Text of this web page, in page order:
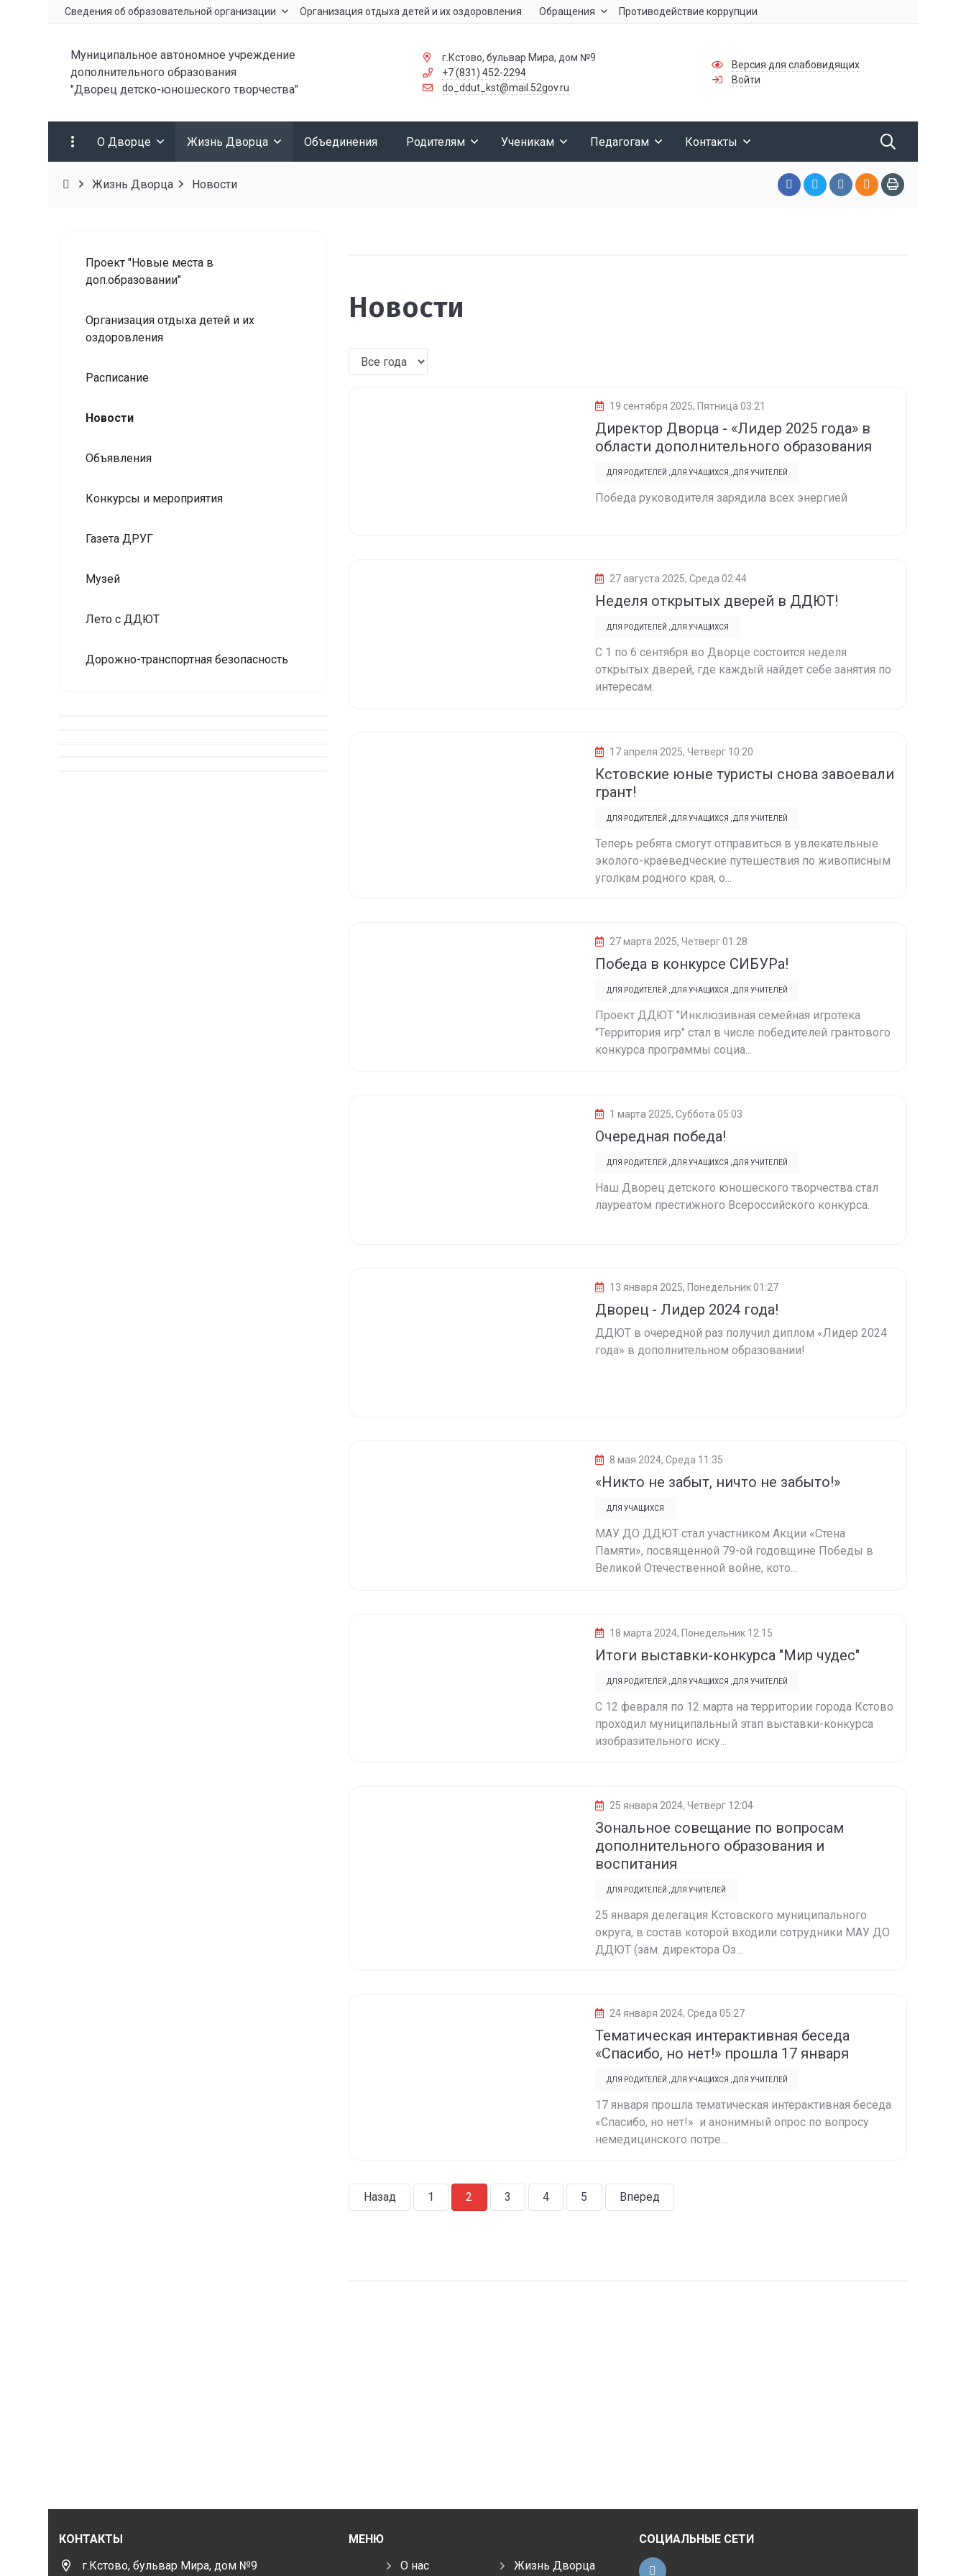
Сведения об образовательной организации Организация отдыха детей и их оздоровления Обращения Противодействие коррупции
Муниципальное автономное учреждение
дополнительного образования
"Дворец детско-юношеского творчества"
г.Кстово, бульвар Мира, дом №9
+7 (831) 452-2294
do_ddut_kst@mail.52gov.ru
Версия для слабовидящих
Войти
О Дворце Жизнь Дворца Объединения Родителям Ученикам Педагогам Контакты
Жизнь Дворца Новости
Проект "Новые места в
доп.образовании"
Организация отдыха детей и их
оздоровления
Расписание
Новости
Объявления
Конкурсы и мероприятия
Газета ДРУГ
Музей
Лето с ДДЮТ
Дорожно-транспортная безопасность
Новости
19 сентября 2025, Пятница 03:21
Директор Дворца - «Лидер 2025 года» в
области дополнительного образования
ДЛЯ РОДИТЕЛЕЙ ДЛЯ УЧАЩИХСЯ ДЛЯ УЧИТЕЛЕЙ
Победа руководителя зарядила всех энергией
27 августа 2025, Среда 02:44
Неделя открытых дверей в ДДЮТ!
ДЛЯ РОДИТЕЛЕЙ ,ДЛЯ УЧАЩИХСЯ
С 1 по 6 сентября во Дворце состоится неделя
открытых дверей, где каждый найдет себе занятия по
интересам.
17 апреля 2025, Четверг 10:20
Кстовские юные туристы снова завоевали
грант!
ДЛЯ РОДИТЕЛЕЙ ДЛЯ УЧАЩИХСЯ ДЛЯ УЧИТЕЛЕЙ
Теперь ребята смогут отправиться в увлекательные
эколого-краеведческие путешествия по живописным
уголкам родного края, о...
27 марта 2025, Четверг 01:28
Победа в конкурсе СИБУРа!
ДЛЯ РОДИТЕЛЕЙ ДЛЯ УЧАЩИХСЯ ДЛЯ УЧИТЕЛЕЙ
Проект ДДЮТ "Инклюзивная семейная игротека
"Территория игр" стал в числе победителей грантового
конкурса программы социа...
1 марта 2025, Суббота 05:03
Очередная победа!
ДЛЯ РОДИТЕЛЕЙ ,ДЛЯ УЧАЩИХСЯ ,ДЛЯ УЧИТЕЛЕЙ
Наш Дворец детского юношеского творчества стал
лауреатом престижного Всероссийского конкурса.
13 января 2025, Понедельник 01:27
Дворец - Лидер 2024 года!
ДДЮТ в очередной раз получил диплом «Лидер 2024
года» в дополнительном образовании!
8 мая 2024, Среда 11:35
«Никто не забыт, ничто не забыто!»
ДЛЯ УЧАЩИХСЯ
МАУ ДО ДДЮТ стал участником Акции «Стена
Памяти», посвященной 79-ой годовщине Победы в
Великой Отечественной войне, кото...
18 марта 2024, Понедельник 12:15
Итоги выставки-конкурса "Мир чудес"
ДЛЯ РОДИТЕЛЕЙ ДЛЯ УЧАЩИХСЯ ДЛЯ УЧИТЕЛЕЙ
С 12 февраля по 12 марта на территории города Кстово
проходил муниципальный этап выставки-конкурса
изобразительного иску...
25 января 2024, Четверг 12:04
Зональное совещание по вопросам
дополнительного образования и
воспитания
ДЛЯ РОДИТЕЛЕЙ ,ДЛЯ УЧИТЕЛЕЙ
25 января делегация Кстовского муниципального
округа, в состав которой входили сотрудники МАУ ДО
ДДЮТ (зам. директора Оз...
24 января 2024, Среда 05:27
Тематическая интерактивная беседа
«Спасибо, но нет!» прошла 17 января
ДЛЯ РОДИТЕЛЕЙ ,ДЛЯ УЧАЩИХСЯ ,ДЛЯ УЧИТЕЛЕЙ
17 января прошла тематическая интерактивная беседа
«Спасибо, но нет!» и анонимный опрос по вопросу
немедицинского потре...
Назад 1 2 3 4 5 Вперед
КОНТАКТЫ
г.Кстово, бульвар Мира, дом №9
МЕНЮ
О нас
Жизнь Дворца
СОЦИАЛЬНЫЕ СЕТИ